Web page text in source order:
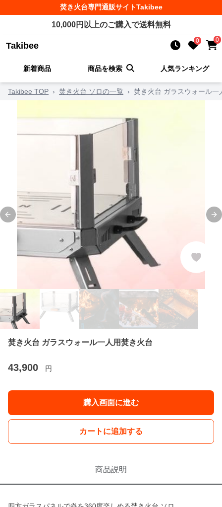
焚き火台専門通販サイトTakibee
10,000円以上のご購入で送料無料
Takibee 0 0
新着商品 商品を検索 人気ランキング
Takibee TOP › 焚き火台 ソロの一覧 › 焚き火台 ガラスウォール一
Previous slide
焚き火台 ガラスウォール一人用焚き火台
43,900 円
購入画面に進む
カートに追加する
商品説明